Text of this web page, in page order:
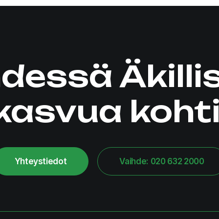
Yhteystiedot Vaihde: 020 632 2000